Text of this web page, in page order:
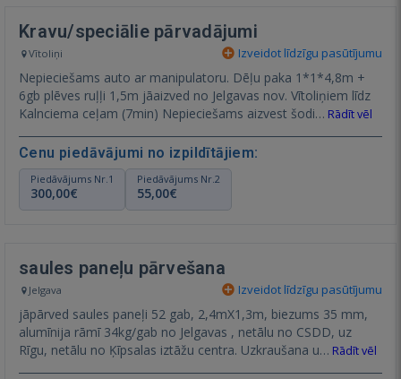
Kravu/speciālie pārvadājumi
Vītoliņi Izveidot līdzīgu pasūtījumu
Nepieciešams auto ar manipulatoru. Dēļu paka 1*1*4,8m +
6gb plēves ruļļi 1,5m jāaizved no Jelgavas nov. Vītoliņiem līdz
Kalnciema ceļam (7min) Nepieciešams aizvest šodi… Rādīt vēl
Cenu piedāvājumi no izpildītājiem:
Piedāvājums Nr.1
300,00€
Piedāvājums Nr.2
55,00€
saules paneļu pārvešana
Jelgava Izveidot līdzīgu pasūtījumu
jāpārved saules paneļi 52 gab, 2,4mX1,3m, biezums 35 mm,
alumīnija rāmī 34kg/gab no Jelgavas , netālu no CSDD, uz
Rīgu, netālu no Ķīpsalas iztāžu centra. Uzkraušana u… Rādīt vēl